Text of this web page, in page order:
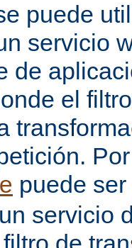
puede
servicio
de
el
puede
servicio